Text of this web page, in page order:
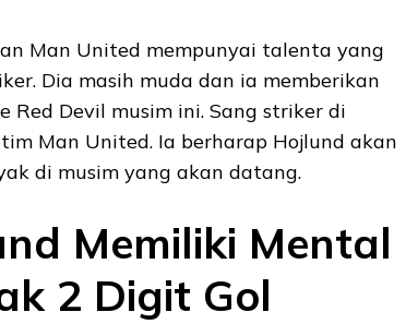
Man United mempunyai talenta yang
Dia masih muda dan ia memberikan
Red Devil musim ini. Sang striker di
Man United. Ia berharap Hojlund akan
di musim yang akan datang.
Memiliki Mental
2 Digit Gol